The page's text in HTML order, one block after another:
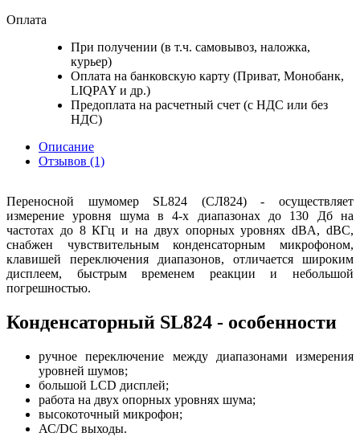
Оплата
При получении (в т.ч. самовывоз, наложка,
курьер)
Оплата на банковскую карту (Приват, Монобанк,
LIQPAY и др.)
Предоплата на расчетный счет (с НДС или без
НДС)
Описание
Отзывов (1)
Переносной шумомер SL824 (СЛ824) - осуществляет
измерение уровня шума в 4-х диапазонах до 130 Дб на
частотах до 8 КГц и на двух опорных уровнях dBA, dBC,
снабжен чувствительным конденсаторным микрофоном,
клавишей переключения диапазонов, отличается широким
дисплеем, быстрым временем реакции и небольшой
погрешностью.
Конденсаторный SL824 - особенности
ручное переключение между диапазонами измерения
уровней шумов;
большой LCD дисплей;
работа на двух опорных уровнях шума;
высокоточный микрофон;
АС/DC выходы.